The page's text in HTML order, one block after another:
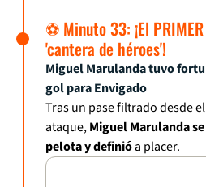
⚽ Minuto 33: ¡El
'cantera de héroes'!
Miguel Marulanda tuvo
gol para Envigado
Tras un pase filtrado desde
ataque,Miguel Marulanda
pelota y definióa placer.